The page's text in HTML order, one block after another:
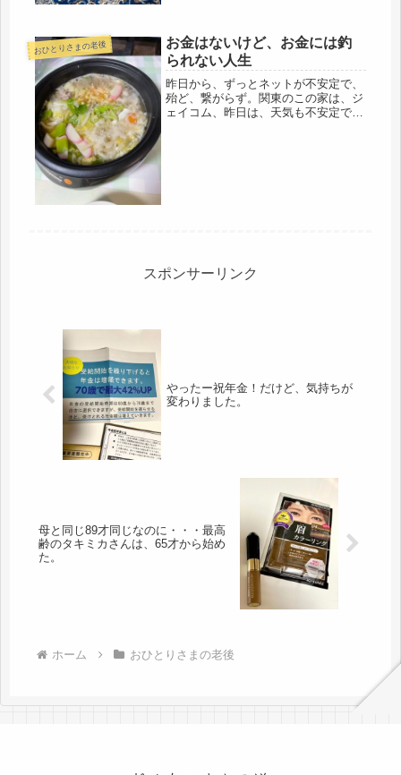
ωﾟ)ﾉ粗大ゴミでなくとも、処分...
おひとりさまの老後
お金はないけど、お金には釣
られない人生
昨日から、ずっとネットが不安定で、
殆ど、繋がらず。関東のこの家は、ジ
ェイコム、昨日は、天気も不安定で3
スポンサーリンク
やったー祝年金！だけど、気持ちが
変わりました。
母と同じ89才同じなのに・・・最高
齢のタキミカさんは、65才から始め
た。
ホーム おひとりさまの老後